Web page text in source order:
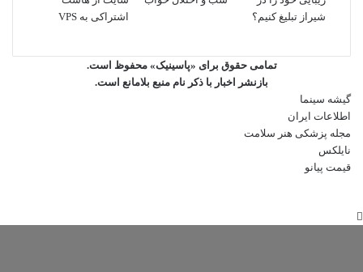
تمامی حقوق برای «پاسینیک» محفوظ است.
بازنشر اخبار با ذکر نام منبع بلامانع است.
گیشه سینما
اطلاعات ایران
مجله پزشکی هنر سلامت
نایلکس
قیمت پیانو